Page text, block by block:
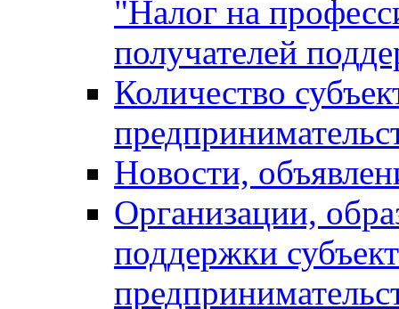
"Налог на
получателей
Количество
Новости,
Организации,
поддержки